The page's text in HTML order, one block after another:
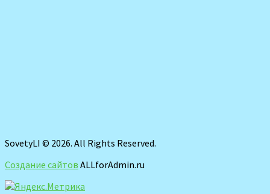
SovetyLI © 2026. All Rights Reserved.
Создание сайтов ALLforAdmin.ru